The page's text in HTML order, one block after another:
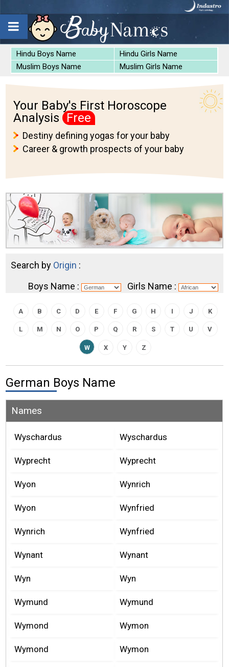
Hindu Boys Name
Hindu Girls Name
Muslim Boys Name
Muslim Girls Name
Your Baby's First Horoscope
Analysis Free
Destiny defining yogas for your baby
Career & growth prospects of your baby
Search by Origin :
Boys Name :
Girls Name :
A B C D E F G H I J K
L M N O P Q R S T U V
W X Y Z
German Boys Name
Names
Wyschardus Wyschardus
Wyprecht Wyprecht
Wyon Wynrich
Wyon Wynfried
Wynrich Wynfried
Wynant Wynant
Wyn Wyn
Wymund Wymund
Wymond Wymon
Wymond Wymon